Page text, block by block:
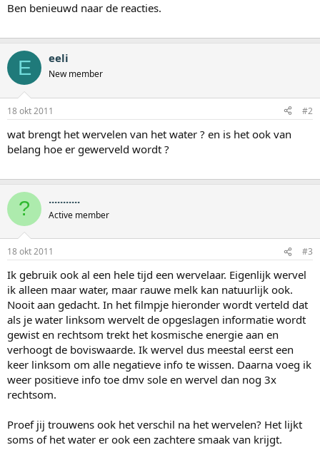
Ben benieuwd naar de reacties.
E eeli
New member
18 okt 2011 #2
wat brengt het wervelen van het water ? en is het ook van
belang hoe er gewerveld wordt ?
? ...........
Active member
18 okt 2011 #3
Ik gebruik ook al een hele tijd een wervelaar. Eigenlijk wervel
ik alleen maar water, maar rauwe melk kan natuurlijk ook.
Nooit aan gedacht. In het filmpje hieronder wordt verteld dat
als je water linksom wervelt de opgeslagen informatie wordt
gewist en rechtsom trekt het kosmische energie aan en
verhoogt de boviswaarde. Ik wervel dus meestal eerst een
keer linksom om alle negatieve info te wissen. Daarna voeg ik
weer positieve info toe dmv sole en wervel dan nog 3x
rechtsom.
Proef jij trouwens ook het verschil na het wervelen? Het lijkt
soms of het water er ook een zachtere smaak van krijgt.